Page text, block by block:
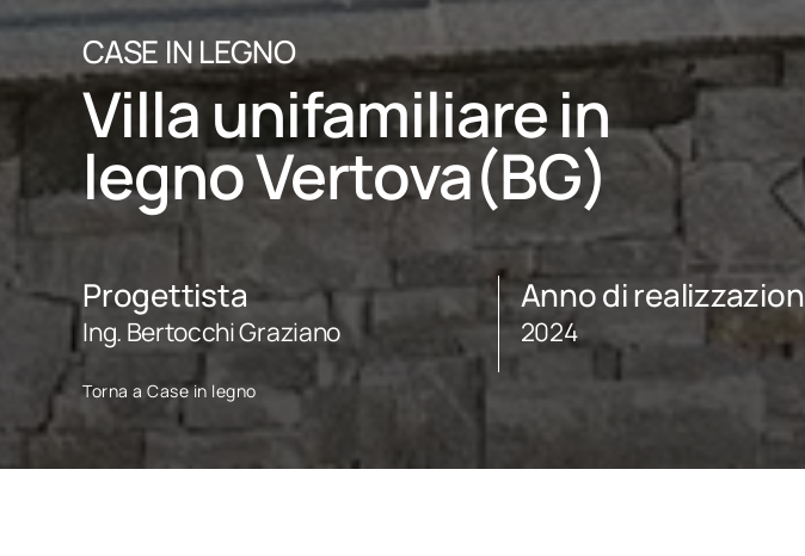
CASE IN LEGNO
Villa unifamiliare in
legno Vertova(BG)
Progettista
Ing. Bertocchi Graziano
Anno di
2024
Torna a Case in legno